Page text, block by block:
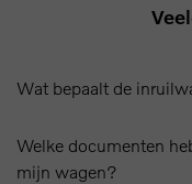
Wat bepaalt de
Welke documenten
mijn wagen?